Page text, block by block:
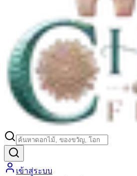
เข้าสู่ระบบ